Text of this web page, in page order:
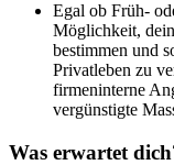
Egal ob Früh-
Möglichkeit,
bestimmen und
Privatleben zu
firmeninterne
vergünstigte
Was erwartet